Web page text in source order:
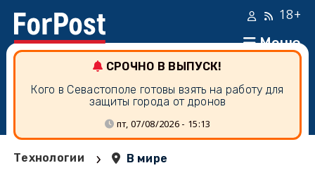
Меню
18+
СРОЧНО В ВЫПУСК!
Кого в Севастополе готовы взять на работу для
защиты города от дронов
пт, 07/08/2026 - 15:13
Технологии › В мире